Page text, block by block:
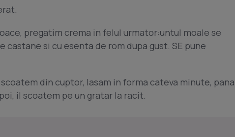
pregatim crema in felul urmator:untul moale se
castane si cu esenta de rom dupa gust. SE pune
din cuptor, lasam in forma cateva minute, pana
il scoatem pe un gratar la racit.